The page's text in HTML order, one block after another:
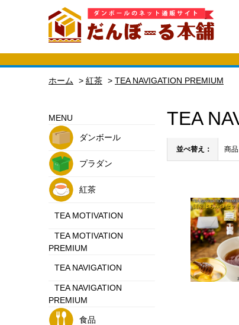
ホーム > 紅茶 > TEA NAVIGATION PREMIUM
MENU
ダンボール
プラダン
紅茶
TEA MOTIVATION
TEA MOTIVATION
PREMIUM
TEA NAVIGATION
TEA NAVIGATION
PREMIUM
食品
TEA
並べ替え： 商